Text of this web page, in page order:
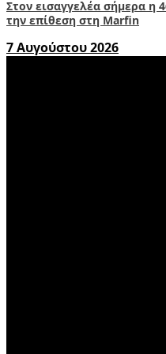
Στον εισαγγελέα σήμερα η
την επίθεση στη Marfin
7 Αυγούστου 2026